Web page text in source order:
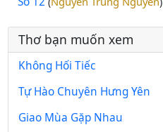
Thơ bạn muốn xem
Không Hối Tiếc
Tự Hào Chuyên Hưng Yên
Giao Mùa Gặp Nhau